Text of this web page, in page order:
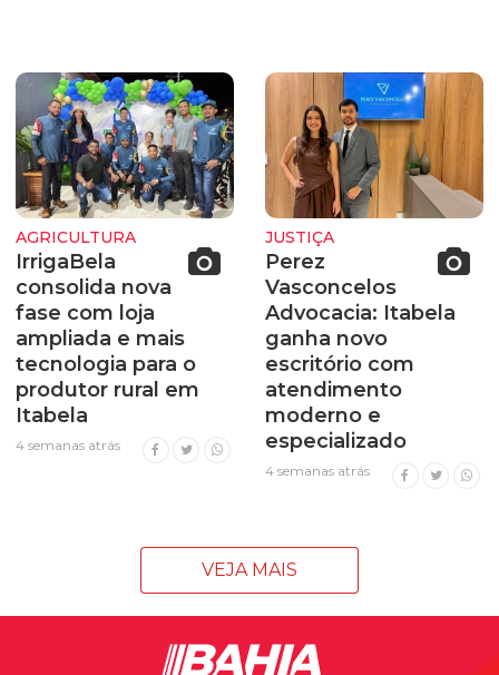
AGRICULTURA
IrrigaBela
consolida nova
fase com loja
ampliada e mais
tecnologia para o
produtor rural em
Itabela
4 semanas atrás
JUSTIÇA
Perez
Vasconcelos
Advocacia: Itabela
ganha novo
escritório com
atendimento
moderno e
especializado
4 semanas atrás
VEJA MAIS